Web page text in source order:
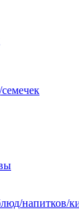
напитков/